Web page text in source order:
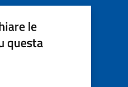
le
questa